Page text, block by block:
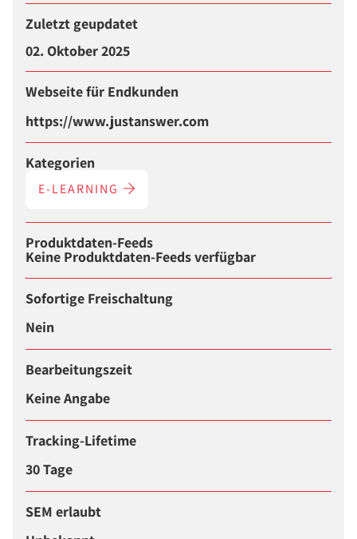
Zuletzt geupdatet
02. Oktober 2025
Webseite für Endkunden
https://www.justanswer.com
Kategorien
E-LEARNING
Produktdaten-Feeds
Keine Produktdaten-Feeds verfügbar
Sofortige Freischaltung
Nein
Bearbeitungszeit
Keine Angabe
Tracking-Lifetime
30 Tage
SEM erlaubt